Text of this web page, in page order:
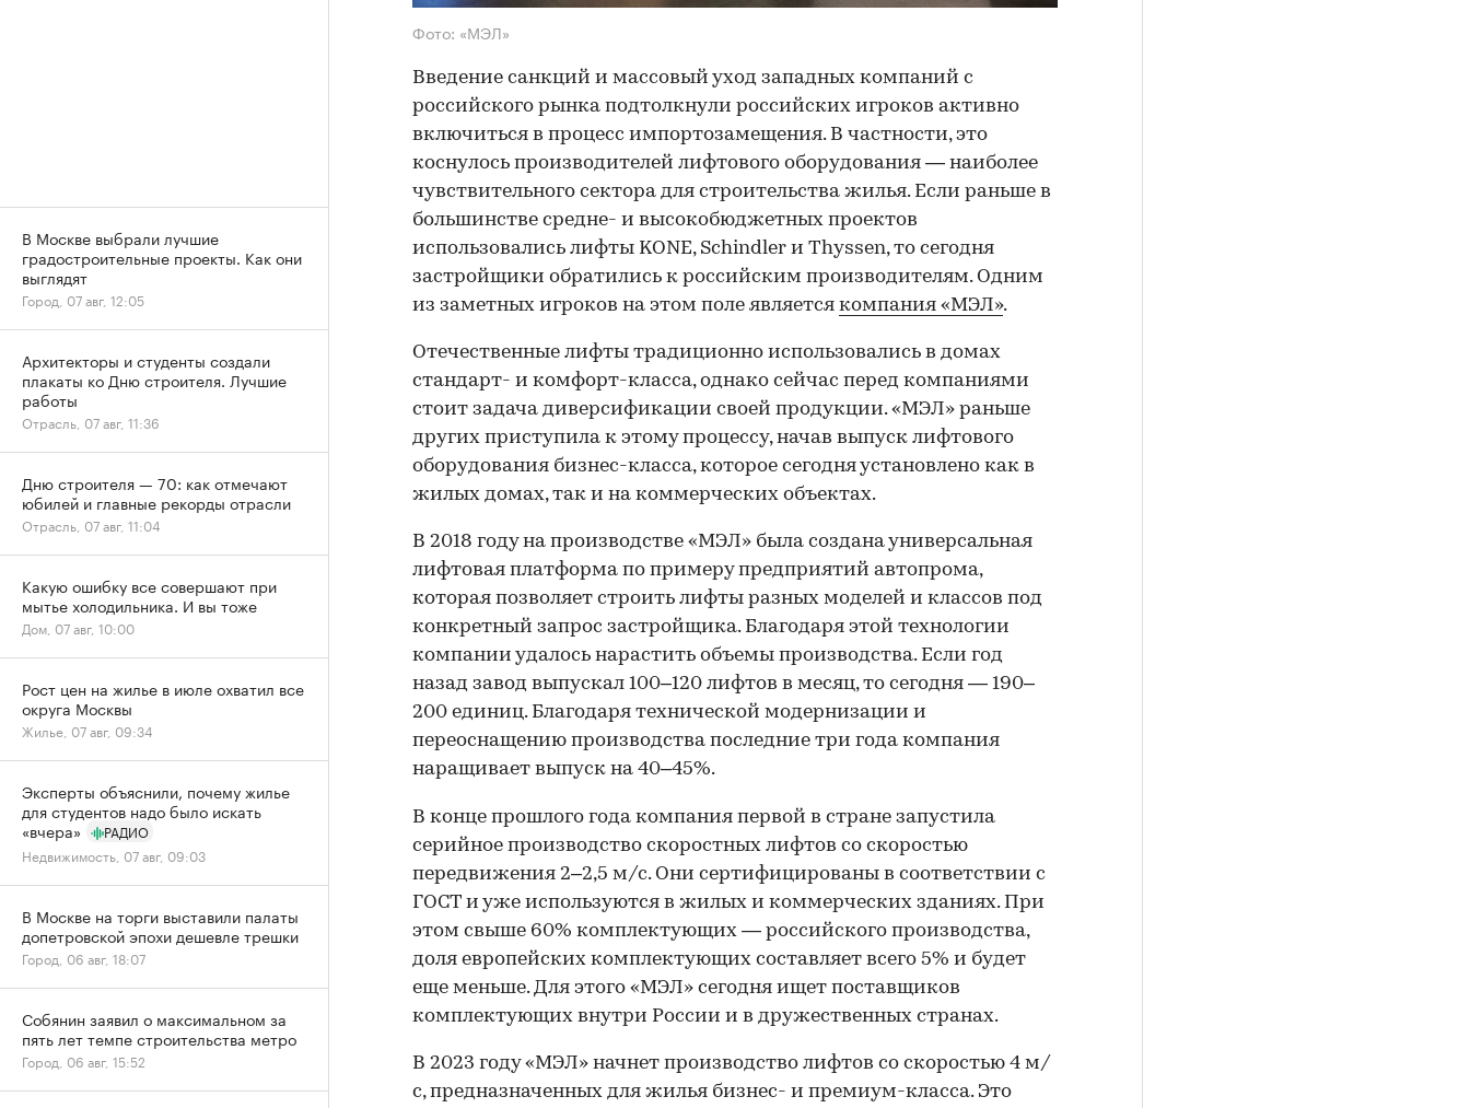
Фото: «МЭЛ»
Введение санкций и массовый уход западных компаний с
российского рынка подтолкнули российских игроков активно
включиться в процесс импортозамещения. В частности, это
коснулось производителей лифтового оборудования — наиболее
чувствительного сектора для строительства жилья. Если раньше в
большинстве средне- и высокобюджетных проектов
использовались лифты KONE, Schindler и Thyssen, то сегодня
застройщики обратились к российским производителям. Одним
из заметных игроков на этом поле является компания «МЭЛ».
Отечественные лифты традиционно использовались в домах
стандарт- и комфорт-класса, однако сейчас перед компаниями
стоит задача диверсификации своей продукции. «МЭЛ» раньше
других приступила к этому процессу, начав выпуск лифтового
оборудования бизнес-класса, которое сегодня установлено как в
жилых домах, так и на коммерческих объектах.
В 2018 году на производстве «МЭЛ» была создана универсальная
лифтовая платформа по примеру предприятий автопрома,
которая позволяет строить лифты разных моделей и классов под
конкретный запрос застройщика. Благодаря этой технологии
компании удалось нарастить объемы производства. Если год
назад завод выпускал 100–120 лифтов в месяц, то сегодня — 190–
200 единиц. Благодаря технической модернизации и
переоснащению производства последние три года компания
наращивает выпуск на 40–45%.
В конце прошлого года компания первой в стране запустила
серийное производство скоростных лифтов со скоростью
передвижения 2–2,5 м/с. Они сертифицированы в соответствии с
ГОСТ и уже используются в жилых и коммерческих зданиях. При
этом свыше 60% комплектующих — российского производства,
доля европейских комплектующих составляет всего 5% и будет
еще меньше. Для этого «МЭЛ» сегодня ищет поставщиков
комплектующих внутри России и в дружественных странах.
В 2023 году «МЭЛ» начнет производство лифтов со скоростью 4 м/
с, предназначенных для жилья бизнес- и премиум-класса. Это
В Москве выбрали лучшие
градостроительные проекты. Как они
выглядят
Город, 07 авг, 12:05
Архитекторы и студенты создали
плакаты ко Дню строителя. Лучшие
работы
Отрасль, 07 авг, 11:36
Дню строителя — 70: как отмечают
юбилей и главные рекорды отрасли
Отрасль, 07 авг, 11:04
Какую ошибку все совершают при
мытье холодильника. И вы тоже
Дом, 07 авг, 10:00
Рост цен на жилье в июле охватил все
округа Москвы
Жилье, 07 авг, 09:34
Эксперты объяснили, почему жилье
для студентов надо было искать
«вчера»
РАДИО
Недвижимость, 07 авг, 09:03
В Москве на торги выставили палаты
допетровской эпохи дешевле трешки
Город, 06 авг, 18:07
Собянин заявил о максимальном за
пять лет темпе строительства метро
Город, 06 авг, 15:52